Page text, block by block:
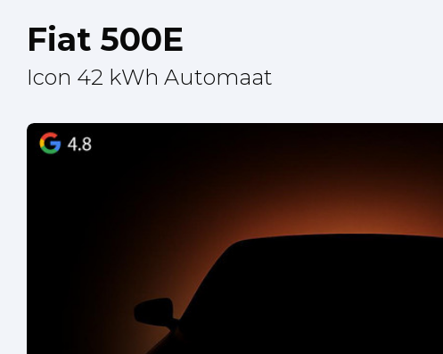
Fiat 500E
Icon 42 kWh Automaat